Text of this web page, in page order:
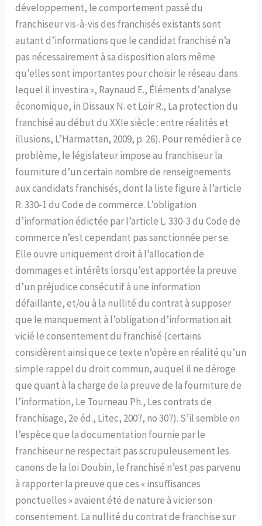
développement, le comportement passé du
franchiseur vis-à-vis des franchisés existants sont
autant d’informations que le candidat franchisé n’a
pas nécessairement à sa disposition alors même
qu’elles sont importantes pour choisir le réseau dans
lequel il investira », Raynaud E., Éléments d’analyse
économique, in Dissaux N. et Loir R., La protection du
franchisé au début du XXIe siècle : entre réalités et
illusions, L’Harmattan, 2009, p. 26). Pour remédier à ce
problème, le législateur impose au franchiseur la
fourniture d’un certain nombre de renseignements
aux candidats franchisés, dont la liste figure à l’article
R. 330-1 du Code de commerce. L’obligation
d’information édictée par l’article L. 330-3 du Code de
commerce n’est cependant pas sanctionnée per se.
Elle ouvre uniquement droit à l’allocation de
dommages et intérêts lorsqu’est apportée la preuve
d’un préjudice consécutif à une information
défaillante, et/ou à la nullité du contrat à supposer
que le manquement à l’obligation d’information ait
vicié le consentement du franchisé (certains
considèrent ainsi que ce texte n’opère en réalité qu’un
simple rappel du droit commun, auquel il ne déroge
que quant à la charge de la preuve de la fourniture de
l’information, Le Tourneau Ph., Les contrats de
franchisage, 2e éd., Litec, 2007, no 307). S’il semble en
l’espèce que la documentation fournie par le
franchiseur ne respectait pas scrupuleusement les
canons de la loi Doubin, le franchisé n’est pas parvenu
à rapporter la preuve que ces « insuffisances
ponctuelles » avaient été de nature à vicier son
consentement. La nullité du contrat de franchise sur